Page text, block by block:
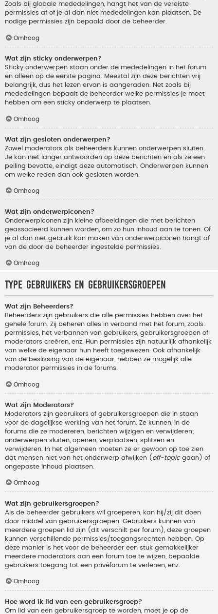
Zoals bij globale mededelingen, hangt het van de vereiste
permissies af of je al dan niet mededelingen kan plaatsen. De
nodige permissies zijn bepaald door de beheerder.
Omhoog
Wat zijn sticky onderwerpen?
Sticky onderwerpen staan onder de mededelingen in het forum
en alleen op de eerste pagina. Meestal zijn deze berichten vrij
belangrijk, dus het lezen ervan is aangeraden. Net zoals bij
mededelingen bepaalt de beheerder welke permissies je moet
hebben om een sticky onderwerp te plaatsen.
Omhoog
Wat zijn gesloten onderwerpen?
Zowel moderators als beheerders kunnen onderwerpen sluiten.
Je kan niet langer antwoorden op deze berichten en als ze een
peiling bevatte, eindigt deze automatisch. Onderwerpen kunnen
om welke reden dan ook gesloten worden.
Omhoog
Wat zijn onderwerpiconen?
Onderwerpiconen zijn kleine afbeeldingen die met berichten
geassocieerd kunnen worden, om zo hun inhoud aan te tonen. Of
je al dan niet gebruik kan maken van onderwerpiconen hangt af
van de door de beheerder ingestelde permissies.
Omhoog
Type gebruikers en gebruikersgroepen
Wat zijn Beheerders?
Beheerders zijn gebruikers die alle permissies hebben over het
gehele forum. Zij beheren alles in verband met het forum, zoals:
permissies, het verbannen van gebruikers, gebruikersgroepen of
moderators creëren, enz. Hun permissies zijn natuurlijk afhankelijk
van welke de eigenaar hun heeft toegewezen. Ook afhankelijk
van de beslissing van de eigenaar, hebben ze mogelijk alle
moderator permissies in de forums.
Omhoog
Wat zijn Moderators?
Moderators zijn gebruikers of gebruikersgroepen die in staan
voor de dagelijkse werking van het forum. Ze kunnen, in de
forums die ze modereren, berichten wijzigen en verwijderen;
onderwerpen sluiten, openen, verplaatsen, splitsen en
verwijderen. In het algemeen moeten ze er gewoon op toe zien
dat mensen niet van het onderwerp afwijken ( off-topicgaan) of
ongepaste inhoud plaatsen.
Omhoog
Wat zijn gebruikersgroepen?
Als de beheerder gebruikers wil groeperen, kan hij/zij dit doen
door middel van gebruikersgroepen. Gebruikers kunnen van
meerdere groepen lid zijn (dit verschilt per forum), deze groepen
kunnen verschillende permissies/toegangsrechten hebben. Op
deze manier is het voor de beheerder een stuk gemakkelijker
meerdere moderators aan een forum toe te wijzen, bepaalde
gebruikers toegang tot een privéforum te verlenen, enz.
Omhoog
Hoe word ik lid van een gebruikersgroep?
Om lid van een gebruikersgroep te worden, moet je op de